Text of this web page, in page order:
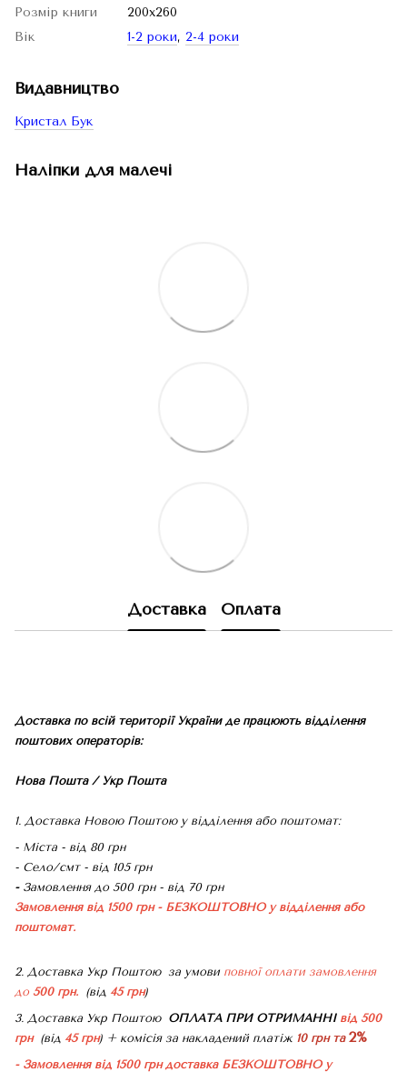
Розмір книги
200х260
Вік
1-2 роки, 2-4 роки
Видавництво
Кристал Бук
Наліпки для малечі
Доставка Оплата
Доставка по всій території України де працюють відділення
поштових операторів:
Нова Пошта / Укр Пошта
1. Доставка Новою Поштою у відділення або поштомат:
- Міста - від 80 грн
- Село/смт - від 105 грн
-Замовлення до 500 грн - від 70 грн
Замовлення від 1500 грн - БЕЗКОШТОВНО у відділення або
поштомат.
2. Доставка Укр Поштою за умови повної оплати замовлення
до 500 грн. (від 45 грн)
3. Доставка Укр ПоштоюОПЛАТА ПРИ ОТРИМАННІ від 500
грн (від 45 грн) + комісія за накладений платіж 10 грн та 2%
- Замовлення від 1500 грн доставка БЕЗКОШТОВНО у